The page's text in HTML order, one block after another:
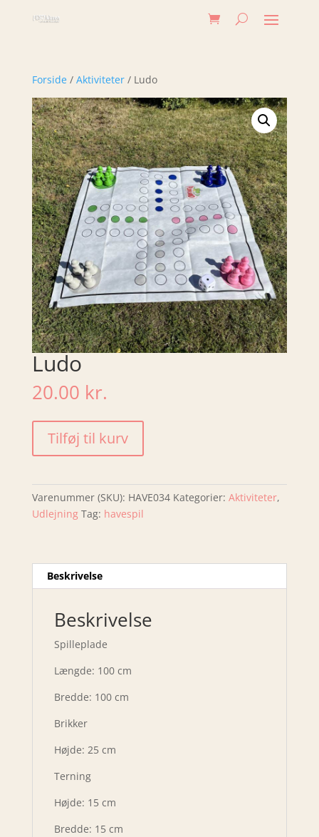
Forside/ Aktiviteter/ Ludo
Ludo
20.00 kr.
antalTilføj til kurv
Varenummer (SKU): HAVE034 Kategorier: Aktiviteter,
Udlejning Tag: havespil
Beskrivelse
Beskrivelse
Spilleplade
Længde: 100 cm
Bredde: 100 cm
Brikker
Højde: 25 cm
Terning
Højde: 15 cm
Bredde: 15 cm